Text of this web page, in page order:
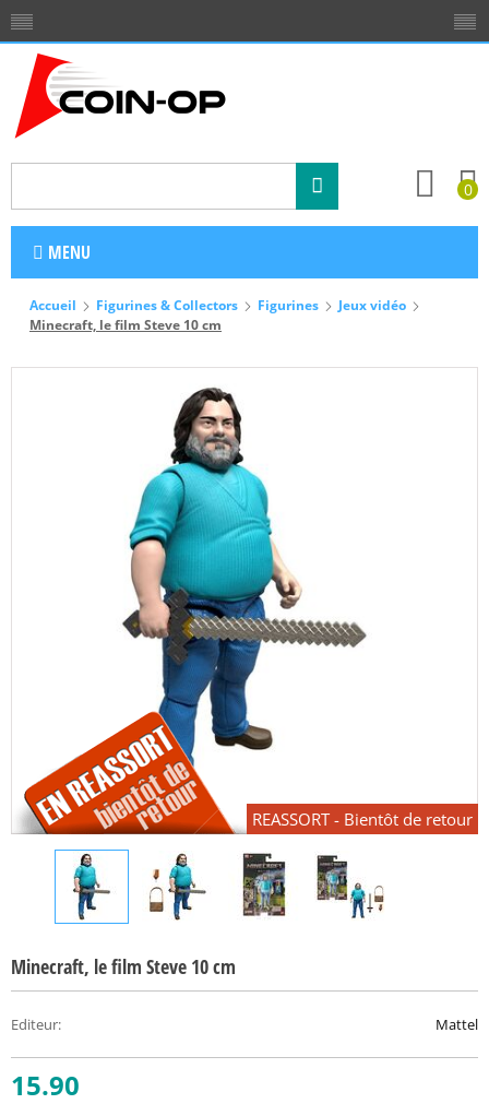
0
MENU
Accueil Figurines & Collectors Figurines
Jeux vidéo
Minecraft, le film Steve 10 cm
REASSORT - Bientôt de retour
Minecraft, le film Steve 10 cm
Editeur: Mattel
15.90